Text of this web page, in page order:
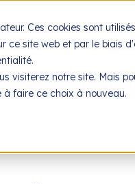
Ces cookies sont
ce site web et par le biais
visiterez notre site. Mais
faire ce choix à nouveau.
Jingle Services
À propos
un espace